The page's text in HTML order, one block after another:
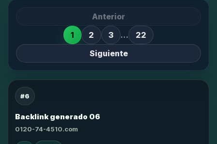
Anterior
1
2 3 …
22
Siguiente
#6
Backlink generado 06
0120-74-4510.com